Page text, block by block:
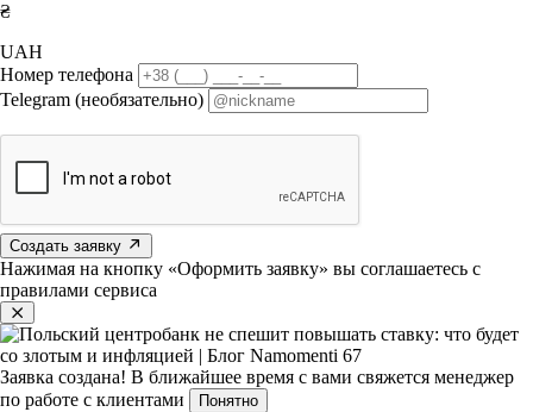
₴
UAH
Номер телефона
Telegram (необязательно)
Создать заявку
Нажимая на кнопку «Оформить заявку» вы соглашаетесь с
правилами сервиса
Заявка создана! В ближайшее время с вами свяжется менеджер
по работе с клиентами
Понятно